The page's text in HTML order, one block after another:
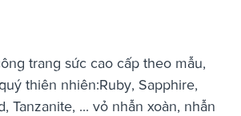
trang sức cao cấp theo mẫu,
thiên nhiên:Ruby, Sapphire,
Tanzanite, ... vỏ nhẫn xoàn, nhẫn